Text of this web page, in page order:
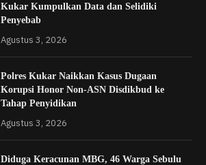
Kukar Kumpulkan Data dan Selidiki
Penyebab
Agustus 3, 2026
Polres Kukar Naikkan Kasus Dugaan
Korupsi Honor Non-ASN Disdikbud ke
Tahap Penyidikan
Agustus 3, 2026
Diduga Keracunan MBG, 46 Warga Sebulu